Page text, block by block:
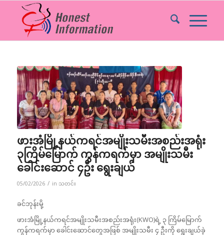
ဖားအံမြို့နယ်ကရင်အမျိုးသမီးအစည်းအရုံး
၃ကြိမ်မြောက် ကွန်ကရက်မှာ အမျိုးသမီး
ခေါင်းဆောင် ၄ဦး ရွေးချယ်
05/02/2026 / in သတင်း
ခင်ဘုန်းမို့
ဖားအံမြို့နယ်ကရင်အမျိုးသမီးအစည်းအရုံး(KWO)ရဲ့ ၃ ကြိမ်မြောက်
ကွန်ကရက်မှာ ခေါင်းဆောင်တွေအဖြစ် အမျိုးသမီး ၄ ဦးကို ရွေးချယ်ခဲ့